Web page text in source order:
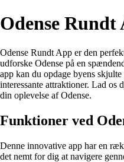
Odense Rundt
Odense Rundt App er den
udforske Odense på en
app kan du opdage byens
interessante attraktioner. Lad os
din oplevelse af Odense.
Funktioner ved
Denne innovative app har en
det nemt for dig at navigere